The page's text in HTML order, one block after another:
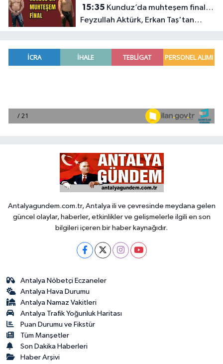
15:35
Feyzullah Aktürk, Erkan Taş'tan
Kırkpınar'ın rövanşını aldı
Antalyagundem.com.tr, Antalya ili ve çevresinde meydana gelen
güncel olaylar, haberler, etkinlikler ve gelişmelerle ilgili en son
bilgileri içeren bir haber kaynağıdır.
Antalya Nöbetçi Eczaneler
Antalya Hava Durumu
Antalya Namaz Vakitleri
Antalya Trafik Yoğunluk Haritası
Puan Durumu ve Fikstür
Tüm Manşetler
Son Dakika Haberleri
Haber Arşivi